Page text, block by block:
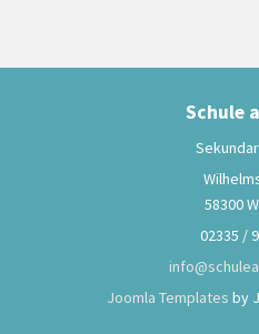
Schule
58300
02335 /
Joomla Templates by